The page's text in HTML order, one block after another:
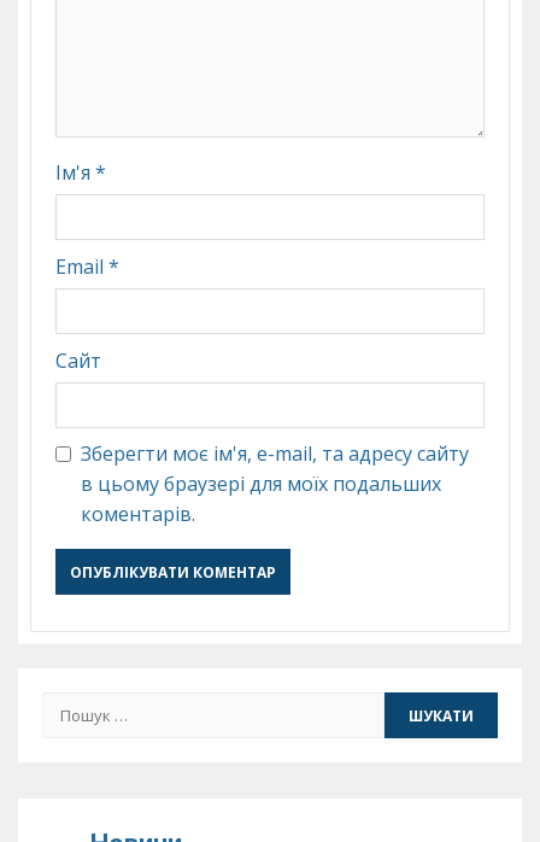
Ім'я *
Email *
Сайт
Зберегти моє ім'я, e-mail, та адресу сайту
в цьому браузері для моїх подальших
коментарів.
Пошук: